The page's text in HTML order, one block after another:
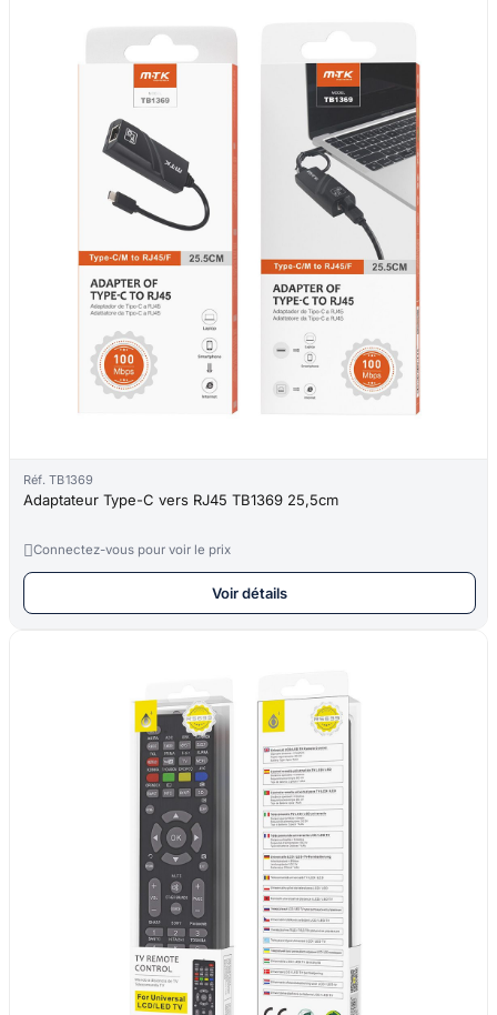
Réf. TB1369
Adaptateur Type-C vers RJ45 TB1369 25,5cm
Connectez-vous pour voir le prix
Voir détails